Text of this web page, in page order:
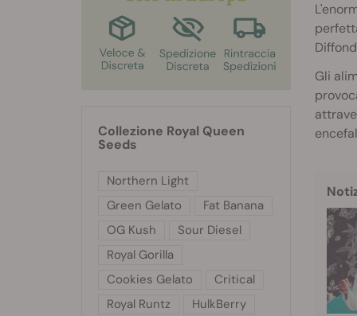
Gli
Collezione Royal Queen
Seeds
Northern Light
Green Gelato
Fat Banana
OG Kush
Sour Diesel
Royal Gorilla
Cookies Gelato
Critical
Royal Runtz
HulkBerry